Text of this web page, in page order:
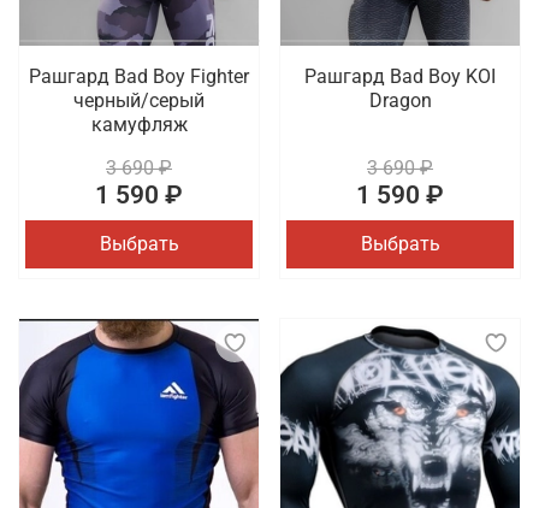
Рашгард Bad Boy Fighter
черный/серый
камуфляж
3 690 ₽
1 590 ₽
Выбрать
Рашгард Bad Boy KOI
Dragon
3 690 ₽
1 590 ₽
Выбрать